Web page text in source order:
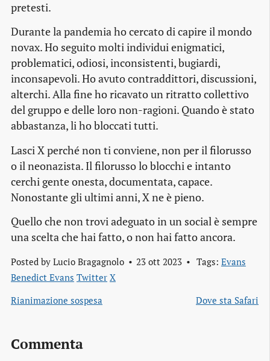
pretesti.
Durante la pandemia ho cercato di capire il mondo
novax. Ho seguito molti individui enigmatici,
problematici, odiosi, inconsistenti, bugiardi,
inconsapevoli. Ho avuto contraddittori, discussioni,
alterchi. Alla fine ho ricavato un ritratto collettivo
del gruppo e delle loro non-ragioni. Quando è stato
abbastanza, li ho bloccati tutti.
Lasci X perché non ti conviene, non per il filorusso
o il neonazista. Il filorusso lo blocchi e intanto
cerchi gente onesta, documentata, capace.
Nonostante gli ultimi anni, X ne è pieno.
Quello che non trovi adeguato in un social è sempre
una scelta che hai fatto, o non hai fatto ancora.
Posted by Lucio Bragagnolo 23 ott 2023 Tags: Evans
Benedict Evans Twitter X
Rianimazione sospesa
Dove sta Safari
Commenta